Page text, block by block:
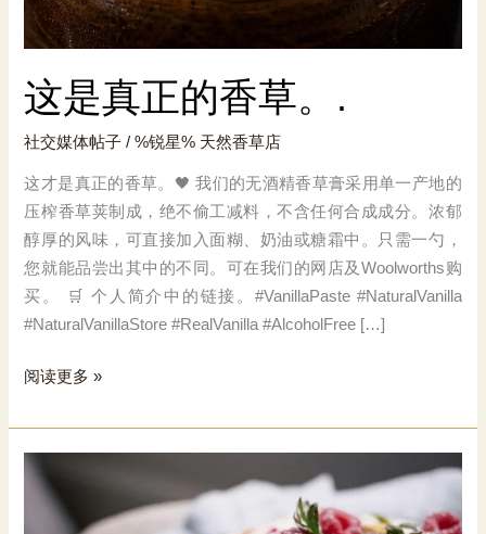
这是真正的香草。.
社交媒体帖子 / %锐星% 天然香草店
这才是真正的香草。🖤 我们的无酒精香草膏采用单一产地的
压榨香草荚制成，绝不偷工减料，不含任何合成成分。浓郁
醇厚的风味，可直接加入面糊、奶油或糖霜中。只需一勺，
您就能品尝出其中的不同。可在我们的网店及Woolworths购
买。 🛒 个人简介中的链接。#VanillaPaste #NaturalVanilla
#NaturalVanillaStore #RealVanilla #AlcoholFree […]
这
真
正
阅读更多 »